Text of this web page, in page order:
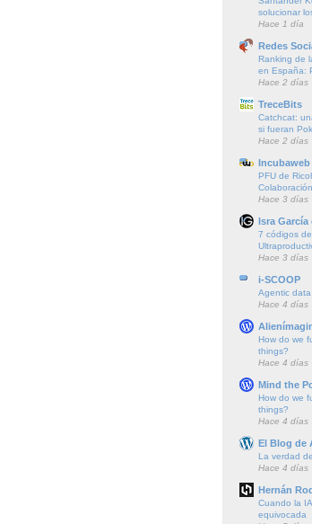
solucionar
Hace 1 día
Redes
Ranking de
en España:
Hace 2 días
TreceBits
Catchcat:
si fueran
Hace 2 días
Incubaweb
PFU de
Hace 3 días
Isra García
7 códigos
Hace 3 días
i-SCOOP
Agentic
Hace 4 días
How do we
things?
Hace 4 días
Mind the
How do we
things?
Hace 4 días
El Blog de
La verdad
Hace 4 días
Hernán
Cuando la
equivocada